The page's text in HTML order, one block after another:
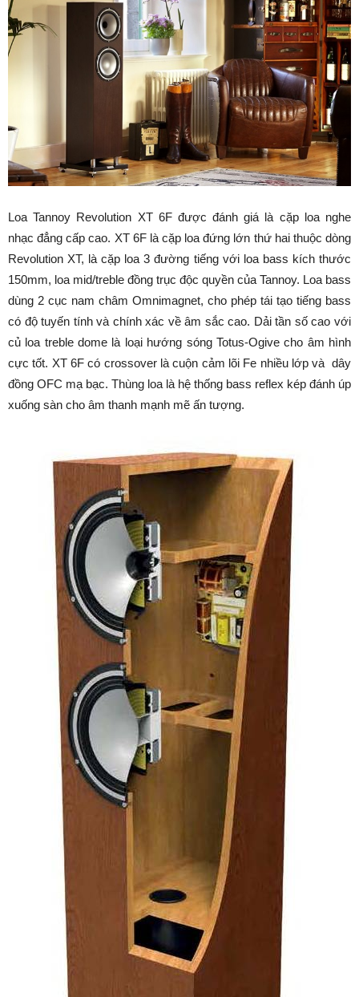
Loa Tannoy Revolution XT 6F được đánh giá là cặp loa nghe
nhạc đẳng cấp cao. XT 6F là cặp loa đứng lớn thứ hai thuộc dòng
Revolution XT, là cặp loa 3 đường tiếng với loa bass kích thước
150mm, loa mid/treble đồng trục độc quyền của Tannoy. Loa bass
dùng 2 cục nam châm Omnimagnet, cho phép tái tạo tiếng bass
có độ tuyến tính và chính xác về âm sắc cao. Dải tần số cao với
củ loa treble dome là loại hướng sóng Totus-Ogive cho âm hình
cực tốt. XT 6F có crossover là cuộn cảm lõi Fe nhiều lớp và dây
đồng OFC mạ bạc. Thùng loa là hệ thống bass reflex kép đánh úp
xuống sàn cho âm thanh mạnh mẽ ấn tượng.